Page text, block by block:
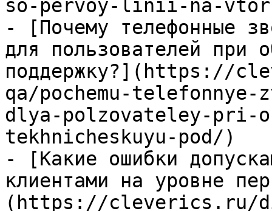
so-pervoy-linii-na-
- [Почему телефонные
для пользователей при
поддержку?](https://
qa/pochemu-telefonnye-
dlya-polzovateley-pri-
tekhnicheskuyu-pod/)
- [Какие ошибки
клиентами на уровне
(https://cleverics.ru/